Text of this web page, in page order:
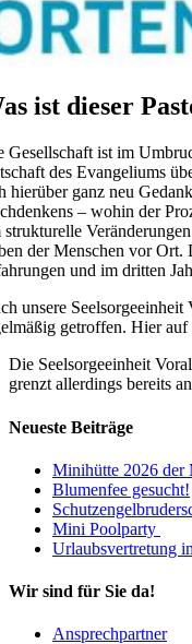
ist dieser
Gesellschaft ist im
des Evangeliums
hierüber ganz neu
– wohin der
strukturelle
der Menschen vor Ort.
und im dritten
unsere
getroffen. Hier
Die Seelsorgeeinheit
grenzt allerdings bereits
Neueste Beiträge
Minihütte 2026 der
Blumenfee gesucht!
Mini Poolparty
Urlaubsvertretung
Wir sind für Sie da!
Ansprechpartner